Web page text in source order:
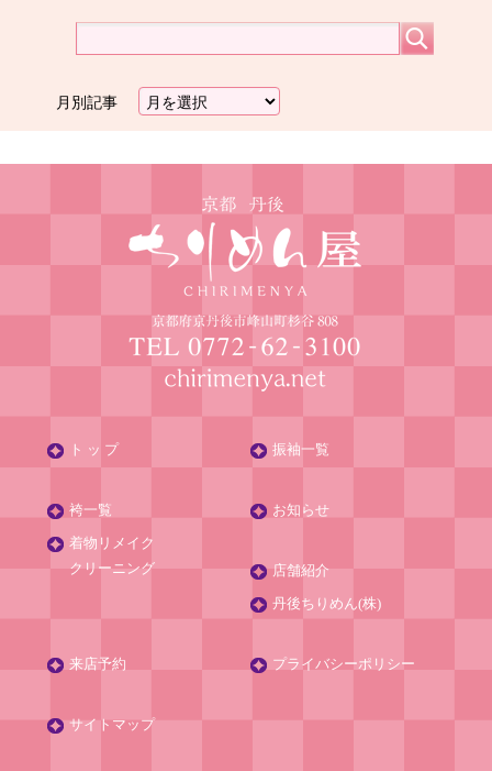
月別記事
ト ッ プ 振袖一覧
袴一覧
着物リメイク
クリーニング
お知らせ
店舗紹介
丹後ちりめん(株)
来店予約 プライバシーポリシー
サイトマップ